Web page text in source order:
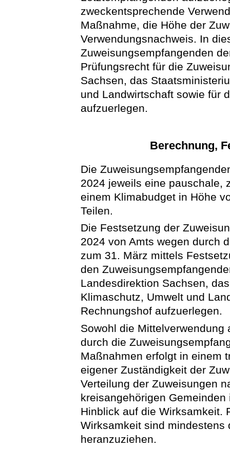
zweckentsprechende
Maßnahme, die Höhe der
Verwendungsnachweis. In
Zuweisungsempfangenden
Prüfungsrecht für die
Sachsen, das
und Landwirtschaft sowie für
aufzuerlegen.
Berechnung,
Die
2024 jeweils eine pauschale,
einem Klimabudget in Höhe
Teilen.
Die Festsetzung der
2024 von Amts wegen durch
zum 31. März mittels
den
Landesdirektion Sachsen,
Klimaschutz, Umwelt und
Rechnungshof aufzuerlegen.
Sowohl die
durch die
Maßnahmen erfolgt in einem
eigener Zuständigkeit der
Verteilung der Zuweisungen
kreisangehörigen
Hinblick auf die Wirksamkeit.
Wirksamkeit sind mindestens
heranzuziehen.